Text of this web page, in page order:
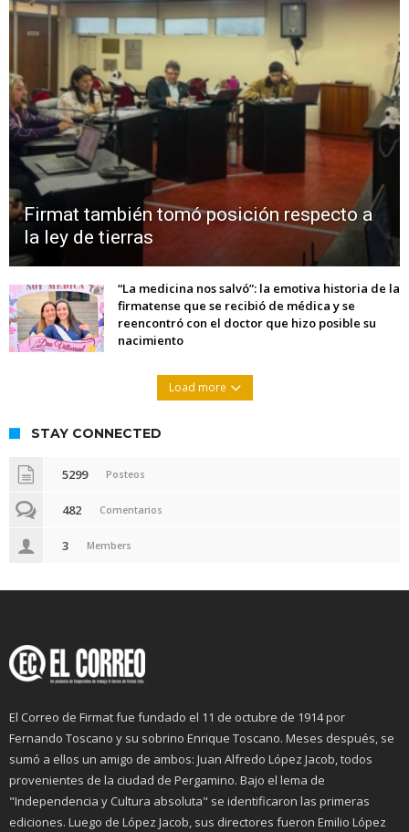
Firmat también tomó posición respecto a
la ley de tierras
“La medicina nos salvó”: la emotiva historia de la
firmatense que se recibió de médica y se
reencontró con el doctor que hizo posible su
nacimiento
Load more
STAY CONNECTED
5299 Posteos
482 Comentarios
3 Members
El Correo de Firmat fue fundado el 11 de octubre de 1914 por
Fernando Toscano y su sobrino Enrique Toscano. Meses después, se
sumó a ellos un amigo de ambos: Juan Alfredo López Jacob, todos
provenientes de la ciudad de Pergamino. Bajo el lema de
"Independencia y Cultura absoluta" se identificaron las primeras
ediciones. Luego de López Jacob, sus directores fueron Emilio López